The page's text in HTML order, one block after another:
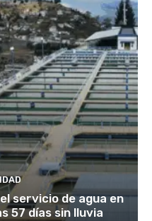
servicio de agua en
57 días sin lluvia